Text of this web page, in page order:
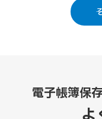
電子帳簿保